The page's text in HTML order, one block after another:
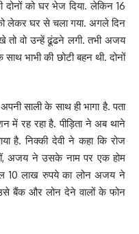
को घर भेज दिया. लेकिन 16
लेकर घर से चला गया. अगले दिन
तो वो उन्हें ढूंढने लगी. तभी अजय
भाभी की छोटी बहन थी. दोनों
साली के साथ ही भागा है. पता
में रह रहा है. पीड़िता ने अब थाने
है. निक्की देवी ने कहा कि रोज
अजय ने उसके नाम पर एक होम
10 लाख रुपये का लोन अजय ने
बैंक और लोन देने वालों के फोन